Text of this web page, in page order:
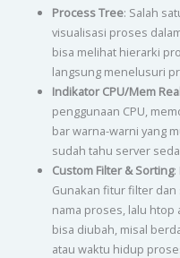
Process Tree: Salah
visualisasi proses
bisa melihat hierarki
langsung menelusuri
Indikator CPU/Mem
penggunaan CPU,
bar warna-warni yang
sudah tahu server
Custom Filter & Sorting:
Gunakan fitur filter dan
nama proses, lalu htop
bisa diubah, misal
atau waktu hidup